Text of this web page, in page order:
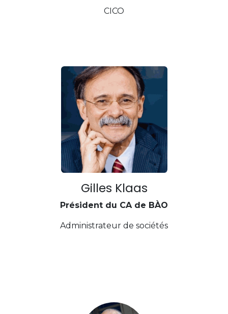
CICO
Gilles Klaas
Président du CA de BÀO
Administrateur de sociétés